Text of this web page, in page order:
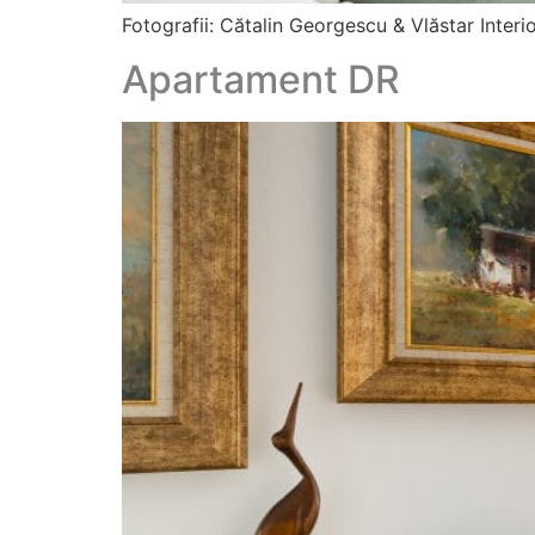
Fotografii: Cătalin Georgescu & Vlăstar
Apartament DR